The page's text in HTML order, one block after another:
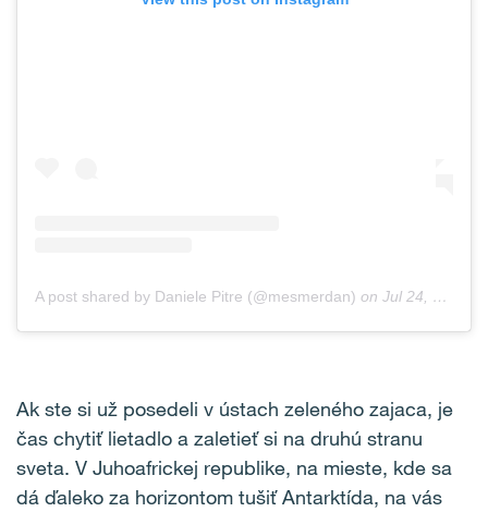
A post shared by Daniele Pitre (@mesmerdan) on Jul 24, 2018 at 1:03am PDT
Ak ste si už posedeli v ústach zeleného zajaca, je
čas chytiť lietadlo a zaletieť si na druhú stranu
sveta. V Juhoafrickej republike, na mieste, kde sa
dá ďaleko za horizontom tušiť Antarktída, na vás